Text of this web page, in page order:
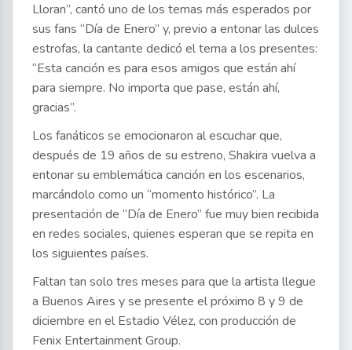
Lloran”, cantó uno de los temas más esperados por
sus fans “Día de Enero” y, previo a entonar las dulces
estrofas, la cantante dedicó el tema a los presentes:
“Esta canción es para esos amigos que están ahí
para siempre. No importa que pase, están ahí,
gracias”.
Los fanáticos se emocionaron al escuchar que,
después de 19 años de su estreno, Shakira vuelva a
entonar su emblemática canción en los escenarios,
marcándolo como un “momento histórico”. La
presentación de “Día de Enero” fue muy bien recibida
en redes sociales, quienes esperan que se repita en
los siguientes países.
Faltan tan solo tres meses para que la artista llegue
a Buenos Aires y se presente el próximo 8 y 9 de
diciembre en el Estadio Vélez, con producción de
Fenix Entertainment Group.